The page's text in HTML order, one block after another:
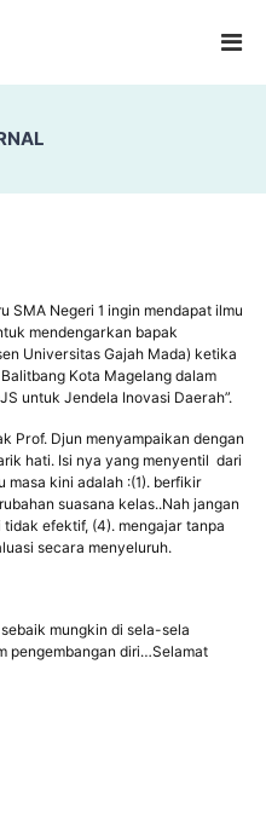
A
e
M
a
g
e
l
a
n
g
d
H
c
h
o
o
l
SMA Negeri 1 ingin mendapat ilmu
mendengarkan bapak
Universitas Gajah Mada) ketika
Kota Magelang dalam
untuk Jendela Inovasi Daerah”.
Prof. Djun menyampaikan dengan
hati. Isi nya yang menyentil dari
kini adalah :(1). berfikir
suasana kelas..Nah jangan
efektif, (4). mengajar tanpa
secara menyeluruh.
mungkin di sela-sela
pengembangan diri…Selamat